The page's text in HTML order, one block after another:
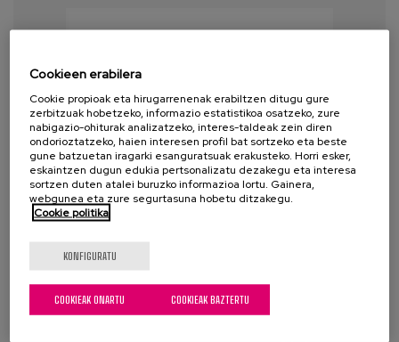
Cookieen erabilera
Cookie propioak eta hirugarrenenak erabiltzen ditugu gure
zerbitzuak hobetzeko, informazio estatistikoa osatzeko, zure
nabigazio-ohiturak analizatzeko, interes-taldeak zein diren
ondorioztatzeko, haien interesen profil bat sortzeko eta beste
gune batzuetan iragarki esanguratsuak erakusteko. Horri esker,
eskaintzen dugun edukia pertsonalizatu dezakegu eta interesa
sortzen duten atalei buruzko informazioa lortu. Gainera,
webgunea eta zure segurtasuna hobetu ditzakegu.
Cookie politika
KONFIGURATU
COOKIEAK BAZTERTU
COOKIEAK ONARTU